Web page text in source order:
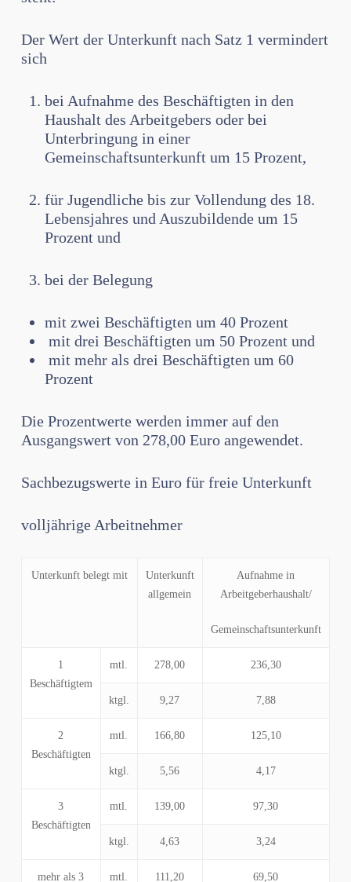
Der Wert der Unterkunft nach Satz 1 vermindert
sich
bei Aufnahme des Beschäftigten in den
Haushalt des Arbeitgebers oder bei
Unterbringung in einer
Gemeinschaftsunterkunft um 15 Prozent,
für Jugendliche bis zur Vollendung des 18.
Lebensjahres und Auszubildende um 15
Prozent und
bei der Belegung
mit zwei Beschäftigten um 40 Prozent
mit drei Beschäftigten um 50 Prozent und
mit mehr als drei Beschäftigten um 60
Prozent
Die Prozentwerte werden immer auf den
Ausgangswert von 278,00 Euro angewendet.
Sachbezugswerte in Euro für freie Unterkunft
volljährige Arbeitnehmer
Unterkunft belegt mit
Unterkunft
allgemein
Aufnahme in
Arbeitgeberhaushalt/
Gemeinschaftsunterkunft
1
Beschäftigtem
mtl. 278,00 236,30
ktgl. 9,27 7,88
2
Beschäftigten
mtl. 166,80 125,10
ktgl. 5,56 4,17
3
Beschäftigten
mtl. 139,00 97,30
ktgl. 4,63 3,24
mehr als 3 mtl. 111,20 69,50